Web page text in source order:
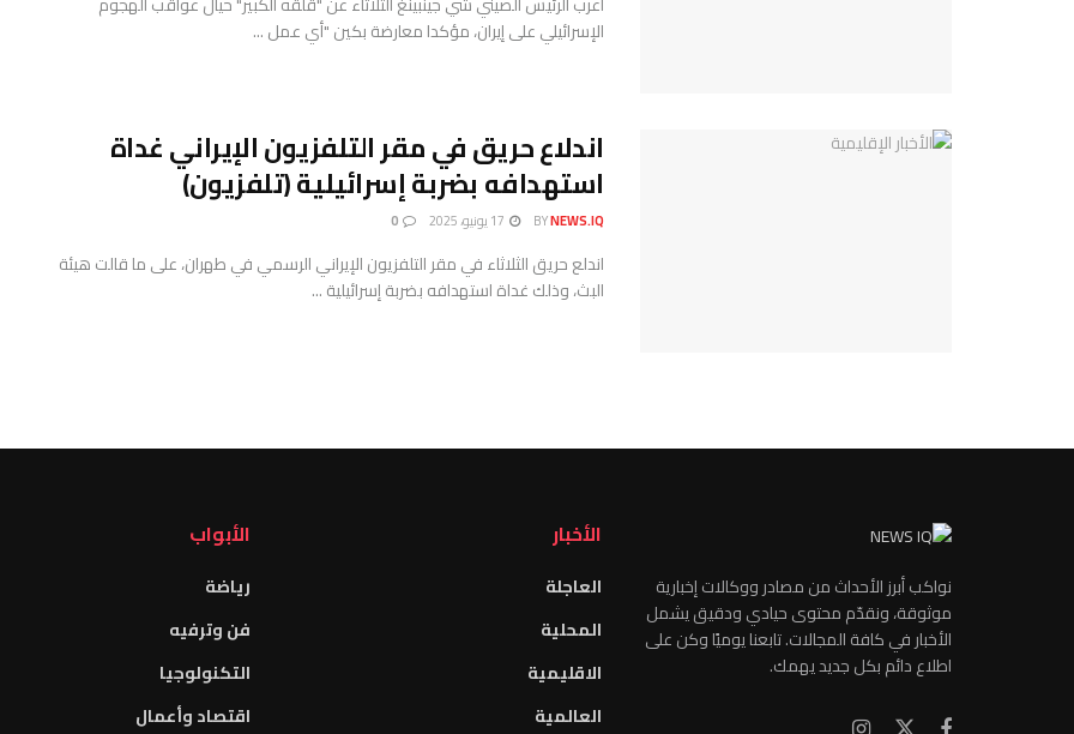
الإسرائيلي على إيران، مؤكدا معارضة بكين "أي عمل ...
اندلاع حريق في مقر التلفزيون الإيراني غداة
استهدافه بضربة إسرائيلية (تلفزيون)
BYNEWS.IQ
اندلع حريق الثلاثاء في مقر التلفزيون الإيراني الرسمي في طهران، على ما قالت هيئة
البث، وذلك غداة استهدافه بضربة إسرائيلية ...
نواكب أبرز الأحداث من مصادر ووكالات إخبارية
موثوقة، ونقدّم محتوى حيادي ودقيق يشمل
الأخبار في كافة المجالات. تابعنا يوميًا وكن على
اطلاع دائم بكل جديد يهمك.
الأخبار
العاجلة
المحلية
الاقليمية
العالمية
الأبواب
رياضة
فن وترفيه
التكنولوجيا
اقتصاد وأعمال